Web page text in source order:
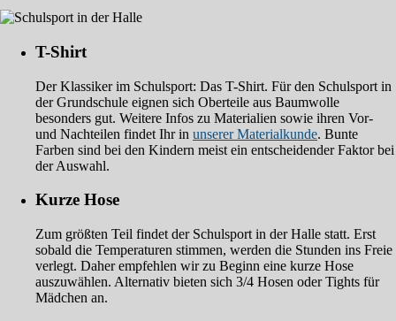
T-Shirt
Der Klassiker im Schulsport: Das T-Shirt. Für den Schulsport in
der Grundschule eignen sich Oberteile aus Baumwolle
besonders gut. Weitere Infos zu Materialien sowie ihren Vor-
und Nachteilen findet Ihr in unserer Materialkunde. Bunte
Farben sind bei den Kindern meist ein entscheidender Faktor bei
der Auswahl.
Kurze Hose
Zum größten Teil findet der Schulsport in der Halle statt. Erst
sobald die Temperaturen stimmen, werden die Stunden ins Freie
verlegt. Daher empfehlen wir zu Beginn eine kurze Hose
auszuwählen. Alternativ bieten sich 3/4 Hosen oder Tights für
Mädchen an.